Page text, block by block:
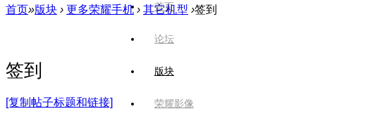
首页
论坛
版块
荣耀影像
首页»版块 › 更多荣耀手机 › 其它机型 ›签到
签到
[复制帖子标题和链接]